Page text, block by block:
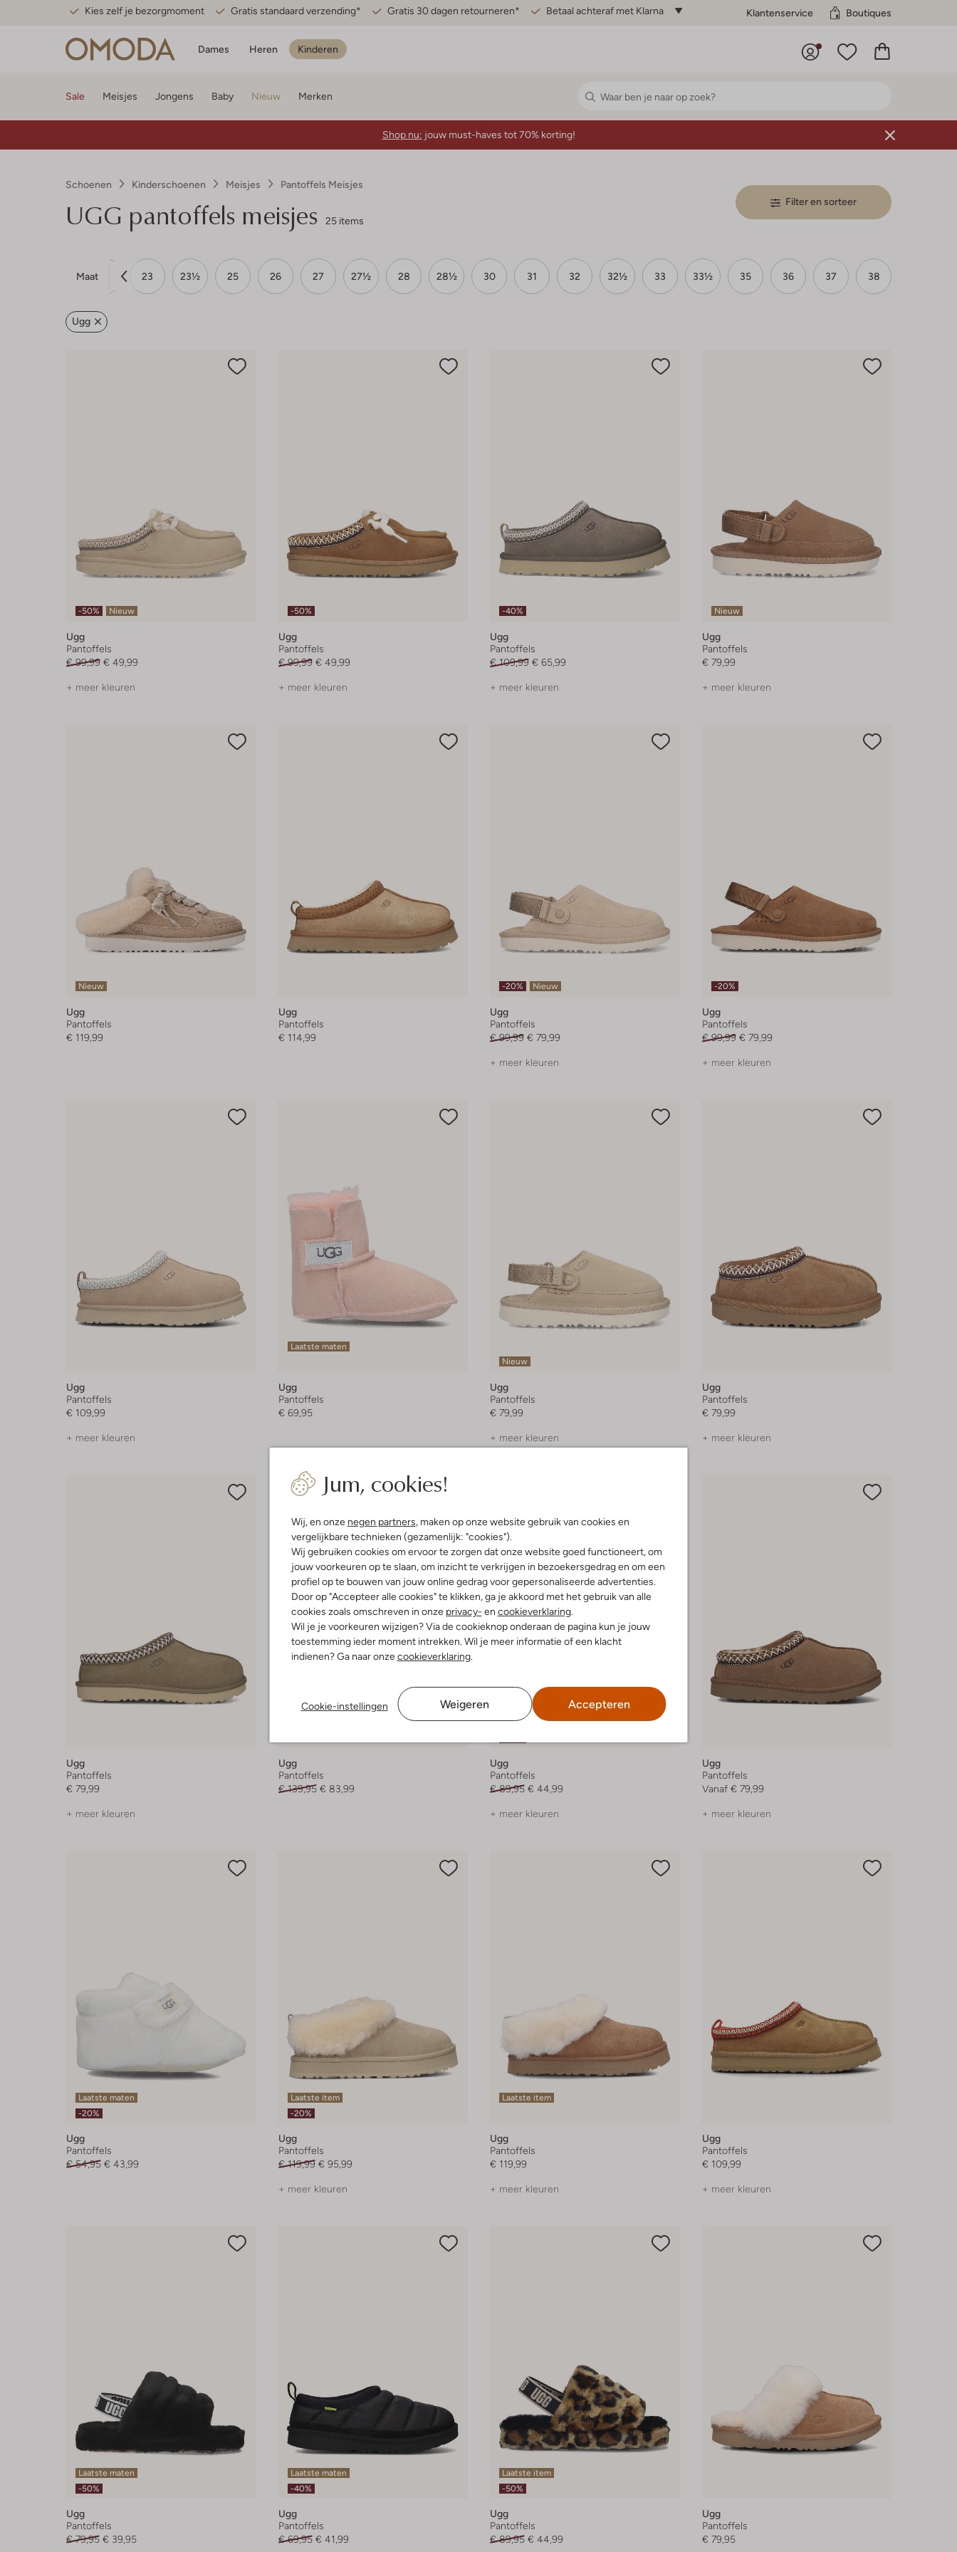
Kies zelf je bezorgmoment Gratis standaard verzending* Gratis 30 dagen retourneren* Betaal achteraf met Klarna Klantenservice Boutiques
Dames Heren Kinderen
Jum, cookies!
Wij, en onze negen partners, maken op onze website gebruik van cookies en
vergelijkbare technieken (gezamenlijk: "cookies").
Wij gebruiken cookies om ervoor te zorgen dat onze website goed functioneert, om
jouw voorkeuren op te slaan, om inzicht te verkrijgen in bezoekersgedrag en om een
profiel op te bouwen van jouw online gedrag voor gepersonaliseerde advertenties.
Door op "Accepteer alle cookies" te klikken, ga je akkoord met het gebruik van alle
cookies zoals omschreven in onze privacy- en cookieverklaring.
Wil je je voorkeuren wijzigen? Via de cookieknop onderaan de pagina kun je jouw
toestemming ieder moment intrekken. Wil je meer informatie of een klacht
indienen? Ga naar onzecookieverklaring.
Cookie-instellingen Weigeren Accepteren
Sale Meisjes Jongens Baby Nieuw Merken
Shop nu: jouw must-haves tot 70% korting!
Schoenen Kinderschoenen Meisjes Pantoffels Meisjes
UGG pantoffels meisjes 25 items
Filter en sorteer
Maat20½ 23 23½ 25 26 27 27½ 28 28½ 30 31 32 32½ 33 33½ 35 36 37 38
Ugg
-50% Nieuw
Ugg
Pantoffels
€ 99,99 € 49,99
+ meer kleuren
-50%
Ugg
Pantoffels
€ 99,99 € 49,99
+ meer kleuren
-40%
Ugg
Pantoffels
€ 109,99 € 65,99
+ meer kleuren
Nieuw
Ugg
Pantoffels
€ 79,99
+ meer kleuren
Nieuw
Ugg
Pantoffels
€ 119,99
Ugg
Pantoffels
€ 114,99
-20% Nieuw
Ugg
Pantoffels
€ 99,99 € 79,99
+ meer kleuren
-20%
Ugg
Pantoffels
€ 99,99 € 79,99
+ meer kleuren
Ugg
Pantoffels
€ 109,99
+ meer kleuren
Laatste maten
Ugg
Pantoffels
€ 69,95
Nieuw
Ugg
Pantoffels
€ 79,99
+ meer kleuren
Ugg
Pantoffels
€ 79,99
+ meer kleuren
Ugg
Pantoffels
€ 79,99
+ meer kleuren
Ugg
Pantoffels
€ 139,95 € 83,99
Laatste maten
Ugg
Pantoffels
€ 89,95 € 44,99
+ meer kleuren
Ugg
Pantoffels
Vanaf € 79,99
+ meer kleuren
Laatste maten
-20%
Ugg
Pantoffels
€ 54,95 € 43,99
Laatste item
-20%
Ugg
Pantoffels
€ 119,99 € 95,99
+ meer kleuren
Laatste item
Ugg
Pantoffels
€ 119,99
+ meer kleuren
Ugg
Pantoffels
€ 109,99
+ meer kleuren
Laatste maten
-50%
Ugg
Pantoffels
€ 79,95 € 39,95
Laatste maten
-40%
Ugg
Pantoffels
€ 69,95 € 41,99
Laatste item
-50%
Ugg
Pantoffels
€ 89,95 € 44,99
Ugg
Pantoffels
€ 79,95